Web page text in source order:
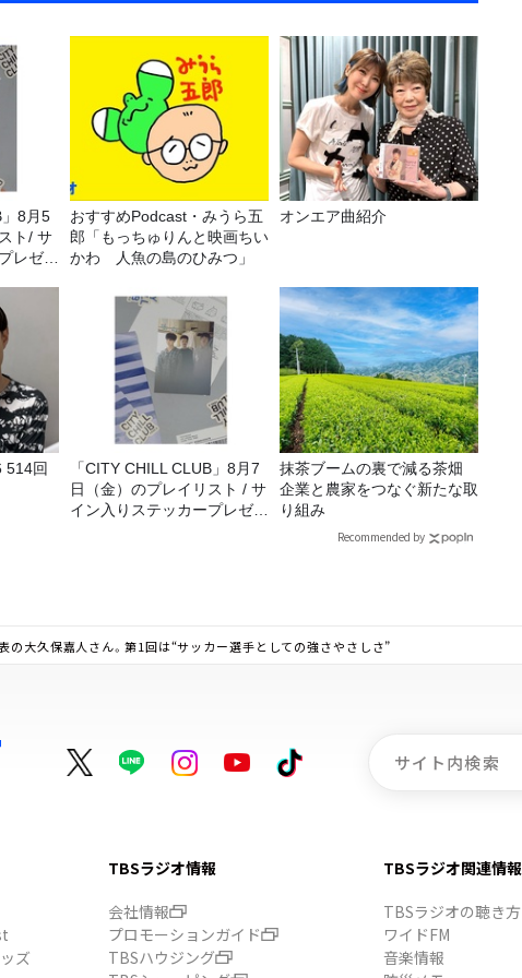
」8月5
ト/ サ
レゼン
おすすめPodcast・みうら五
郎「もっちゅりんと映画ちい
かわ 人魚の島のひみつ」
オンエア曲紹介
514回
「CITY CHILL CLUB」8月7
日（金）のプレイリスト / サ
イン入りステッカープレゼン
抹茶ブームの裏で減る茶畑
企業と農家をつなぐ新たな取
り組み
Recommended by
の大久保嘉人さん。第1回は“サッカー選手としての強さやさしさ”
ズ
TBSラジオ情報
会社情報
プロモーションガイド
TBSハウジング
TBSラジオ関連情報
TBSラジオの聴き方
ワイドFM
音楽情報